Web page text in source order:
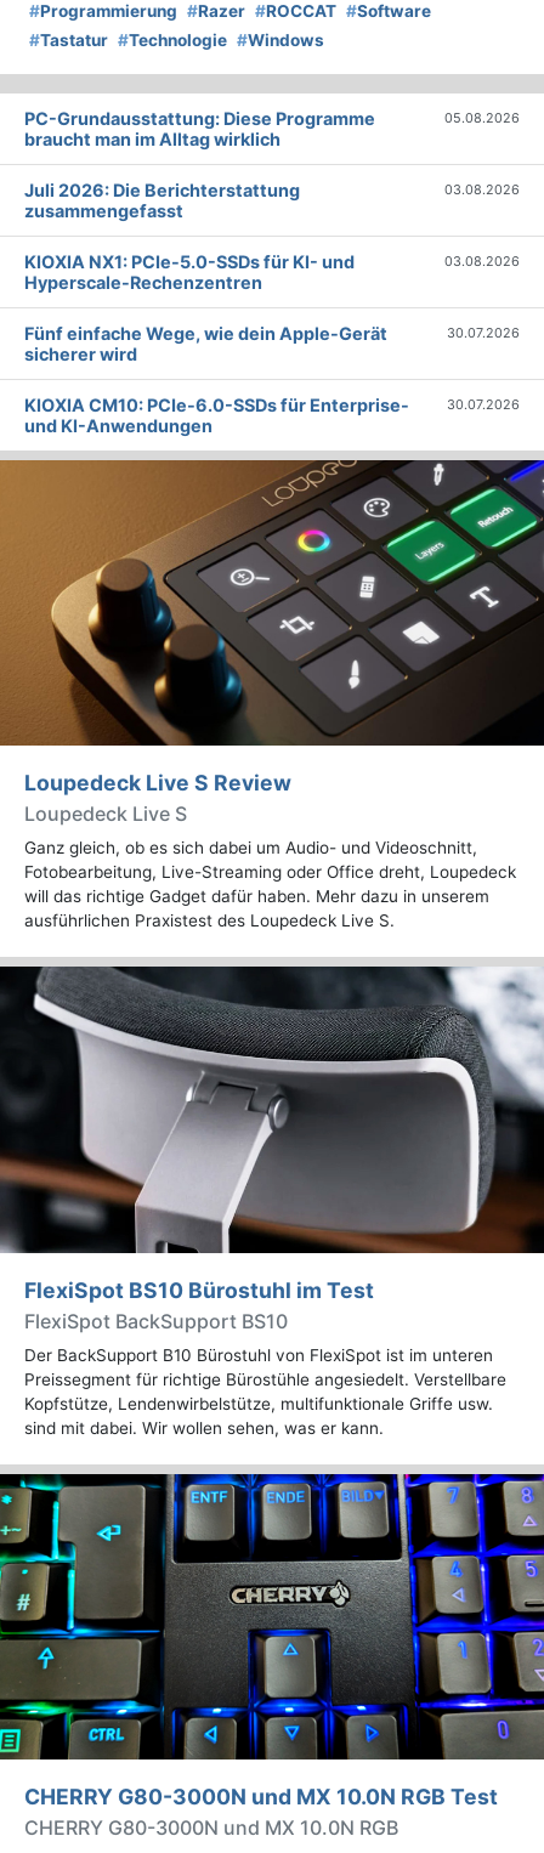
#Programmierung #Razer #ROCCAT #Software
#Tastatur #Technologie #Windows
PC-Grundausstattung: Diese Programme
braucht man im Alltag wirklich
05.08.2026
Juli 2026: Die Bericht­erstattung
zusammengefasst
03.08.2026
KIOXIA NX1: PCIe-5.0-SSDs für KI- und
Hyperscale-Rechenzentren
03.08.2026
Fünf einfache Wege, wie dein Apple-Gerät
sicherer wird
30.07.2026
KIOXIA CM10: PCIe-6.0-SSDs für Enterprise-
und KI-Anwendungen
30.07.2026
Loupedeck Live S Review
Loupedeck Live S
Ganz gleich, ob es sich dabei um Audio- und Videoschnitt,
Fotobearbeitung, Live-Streaming oder Office dreht, Loupedeck
will das richtige Gadget dafür haben. Mehr dazu in unserem
ausführlichen Praxistest des Loupedeck Live S.
FlexiSpot BS10 Bürostuhl im Test
FlexiSpot BackSupport BS10
Der BackSupport B10 Bürostuhl von FlexiSpot ist im unteren
Preissegment für richtige Bürostühle angesiedelt. Verstellbare
Kopfstütze, Lendenwirbelstütze, multifunktionale Griffe usw.
sind mit dabei. Wir wollen sehen, was er kann.
CHERRY G80-3000N und MX 10.0N RGB Test
CHERRY G80-3000N und MX 10.0N RGB